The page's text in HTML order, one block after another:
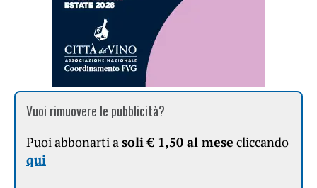
Vuoi rimuovere le pubblicità?
Puoi abbonarti asoli € 1,50 al mese cliccando
qui